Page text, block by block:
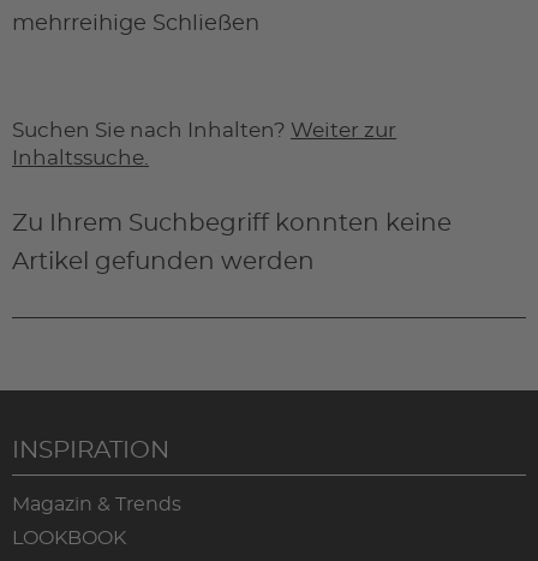
mehrreihige Schließen
Suchen Sie nach Inhalten? Weiter zur
Inhaltssuche.
Zu Ihrem Suchbegriff konnten keine
Artikel gefunden werden
INSPIRATION
Magazin & Trends
LOOKBOOK